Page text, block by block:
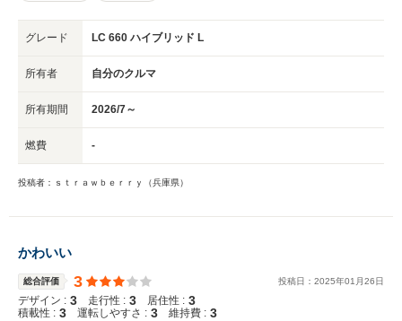
グレード LC 660 ハイブリッド L
所有者 自分のクルマ
所有期間 2026/7～
燃費 -
投稿者：ｓｔｒａｗｂｅｒｒｙ（兵庫県）
かわいい
総合評価 3 投稿日： 2025年01 月26日
デザイン : 3 走行性 : 3 居住性 : 3
積載性 : 3 運転しやすさ : 3 維持費 : 3